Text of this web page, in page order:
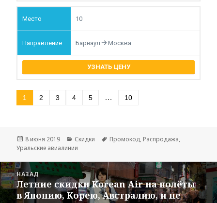
10
Барнаул Москва
УЗНАТЬ ЦЕНУ
1 2 3 4 5 … 10
Опубликовано
8 июня 2019 Рубрики
Скидки Метки
Промокод, Распродажа,
Уральские авиалинии
Навигация
по
записям
НАЗАД
Предыдущая
запись:
Летние скидки Korean Air на полёты
в Японию, Корею, Австралию, и не